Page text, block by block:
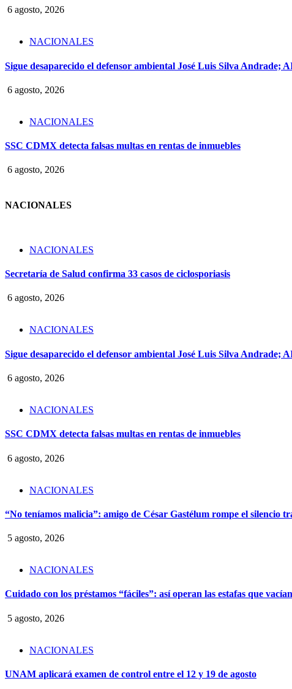
6 agosto, 2026
NACIONALES
Sigue desaparecido el defensor ambiental José Luis Silva Andrade;
6 agosto, 2026
NACIONALES
SSC CDMX detecta falsas multas en rentas de inmuebles
6 agosto, 2026
NACIONALES
NACIONALES
Secretaría de Salud confirma 33 casos de ciclosporiasis
6 agosto, 2026
NACIONALES
Sigue desaparecido el defensor ambiental José Luis Silva Andrade;
6 agosto, 2026
NACIONALES
SSC CDMX detecta falsas multas en rentas de inmuebles
6 agosto, 2026
NACIONALES
“No teníamos malicia”: amigo de César Gastélum rompe el silencio
5 agosto, 2026
NACIONALES
Cuidado con los préstamos “fáciles”: así operan las estafas que
5 agosto, 2026
NACIONALES
UNAM aplicará examen de control entre el 12 y 19 de agosto